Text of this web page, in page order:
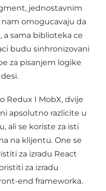
jednostavnim
omogucavaju da
sama biblioteka ce
budu sinhronizovani
za pisanjem logike
Redux I MobX, dvije
apsolutno razlicite u
ali se koriste za isti
na klijentu. One se
za izradu React
za izradu
end frameworka.